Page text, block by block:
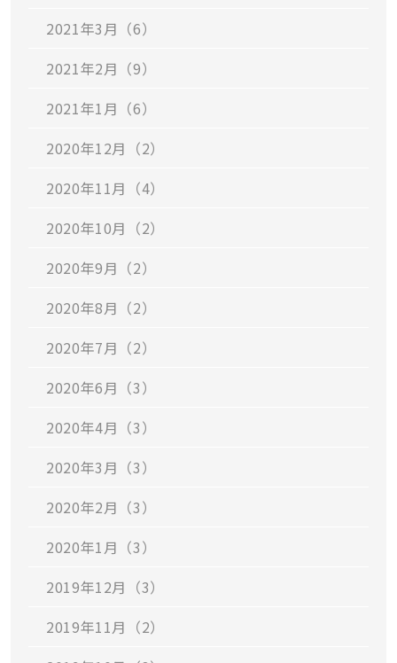
2021年3月（6）
2021年2月（9）
2021年1月（6）
2020年12月（2）
2020年11月（4）
2020年10月（2）
2020年9月（2）
2020年8月（2）
2020年7月（2）
2020年6月（3）
2020年4月（3）
2020年3月（3）
2020年2月（3）
2020年1月（3）
2019年12月（3）
2019年11月（2）